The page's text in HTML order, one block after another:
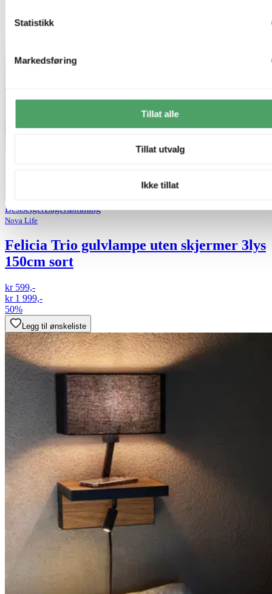
Statistikk
Markedsføring
Tillat alle
Tillat utvalg
Ikke tillat
BestselgerLagertømming
Nova Life
Felicia Trio gulvlampe uten skjermer 3lys
150cm sort
kr 599,-
kr 1 999,-
50%
Legg til ønskeliste